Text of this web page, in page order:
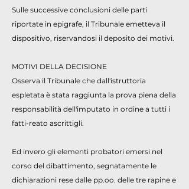
Sulle successive conclusioni delle parti
riportate in epigrafe, il Tribunale emetteva il
dispositivo, riservandosi il deposito dei motivi.
MOTIVI DELLA DECISIONE
Osserva il Tribunale che dall'istruttoria
espletata è stata raggiunta la prova piena della
responsabilità dell'imputato in ordine a tutti i
fatti-reato ascrittigli.
Ed invero gli elementi probatori emersi nel
corso del dibattimento, segnatamente le
dichiarazioni rese dalle pp.oo. delle tre rapine e